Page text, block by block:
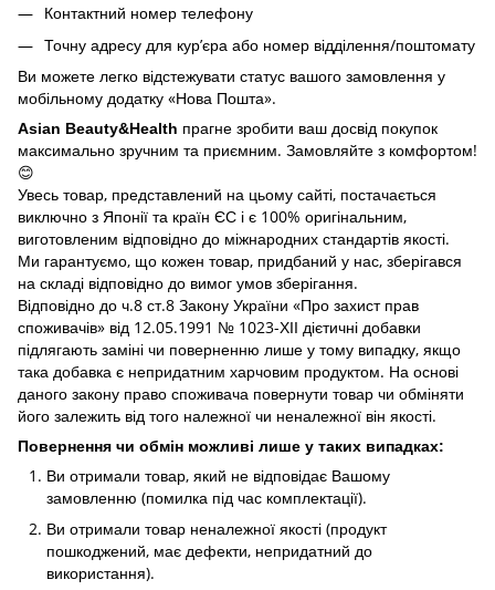
Контактний номер телефону
Точну адресу для кур’єра або номер відділення/поштомату
Ви можете легко відстежувати статус вашого замовлення у
мобільному додатку «Нова Пошта».
Asian Beauty&Health прагне зробити ваш досвід покупок
максимально зручним та приємним. Замовляйте з комфортом!
😊
Увесь товар, представлений на цьому сайті, постачається
виключно з Японії та країн ЄС і є 100% оригінальним,
виготовленим відповідно до міжнародних стандартів якості.
Ми гарантуємо, що кожен товар, придбаний у нас, зберігався
на складі відповідно до вимог умов зберігання.
Відповідно до ч.8 ст.8 Закону України «Про захист прав
споживачів» від 12.05.1991 № 1023-ХІІ дієтичні добавки
підлягають заміні чи поверненню лише у тому випадку, якщо
така добавка є непридатним харчовим продуктом. На основі
даного закону право споживача повернути товар чи обміняти
його залежить від того належної чи неналежної він якості.
Повернення чи обмін можливі лише у таких випадках:
Ви отримали товар, який не відповідає Вашому
замовленню (помилка під час комплектації).
Ви отримали товар неналежної якості (продукт
пошкоджений, має дефекти, непридатний до
використання).